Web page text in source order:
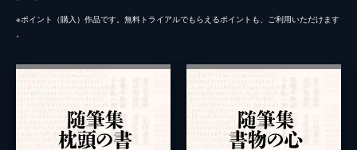
※ポイント（購⼊）作品です。無料トライアルでもらえるポイントも、ご利⽤いただけます